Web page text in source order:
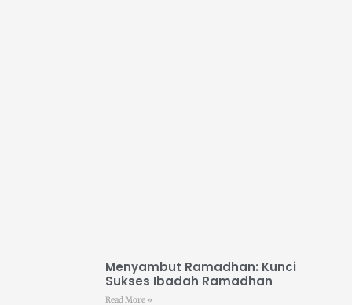
Menyambut Ramadhan: Kunci
Sukses Ibadah Ramadhan
Read More »